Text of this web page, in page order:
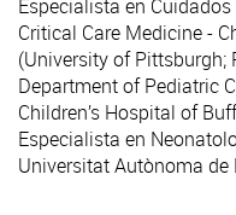
Especialista en
Critical Care Medicine -
(University of Pittsburgh;
Department of Pediatric
Children’s Hospital of
Especialista en
Universitat Autònoma de